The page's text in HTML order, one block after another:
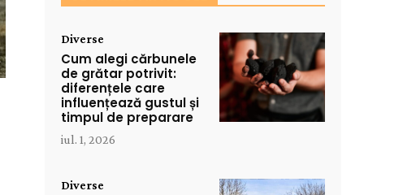
Diverse
Cum alegi cărbunele
de grătar potrivit:
diferențele care
influențează gustul și
timpul de preparare
iul. 1, 2026
Diverse